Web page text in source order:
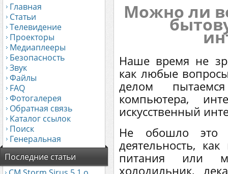
Главная
Статьи
Телевидение
Проекторы
Медиаплееры
Безопасность
Звук
Файлы
FAQ
Фотогалерея
Обратная связь
Каталог ссылок
Поиск
Генеральная
Последние статьи
Можно ли
Наше время не
как любые
делом
компьютера,
искусственный
Не обошло это
деятельность,
питания или
холодильник,